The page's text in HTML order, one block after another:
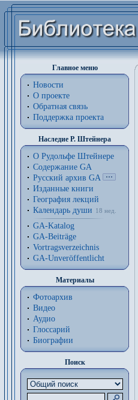
Главное меню
Новости
О проекте
Обратная связь
Поддержка проекта
Наследие Р. Штейнера
О Рудольфе Штейнере
Содержание GA
Русский архив GA
Изданные книги
География лекций
Календарь души
18 нед.
GA-Katalog
GA-Beiträge
Vortragsverzeichnis
GA-Unveröffentlicht
Материалы
Фотоархив
Видео
Аудио
Глоссарий
Биографии
Поиск